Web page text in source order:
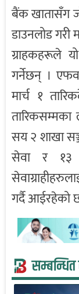
बैंक खातासँग
डाउनलोड गरी
ग्राहकहरूले
गर्नेछन् ।
मार्च १
तारिकसम्मका
सय २ शाखा
सेवा र १३
गर्दै आईरहेको